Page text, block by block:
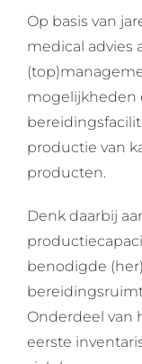
Op basis van
medical advies
mogelijkheden
productie van
producten.
Denk daarbij
benodigde
Onderdeel van
eerste